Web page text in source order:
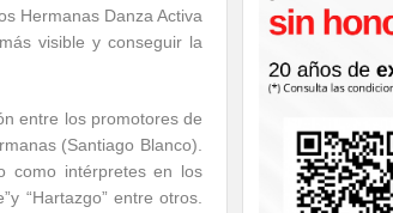
Hermanas Danza Activa
visible y conseguir la
entre los promotores de
(Santiago Blanco).
como intérpretes en los
“Hartazgo” entre otros.